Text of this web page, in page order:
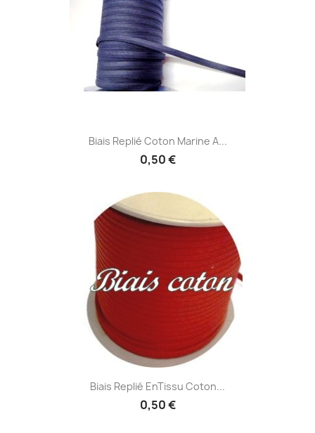
Biais Replié Coton Marine A...
0,50 €
Biais Replié EnTissu Coton...
0,50 €